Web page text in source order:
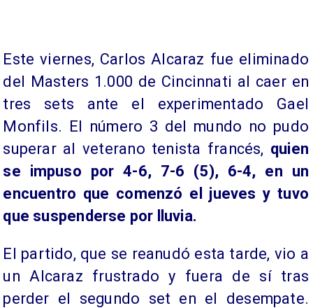
Este viernes, Carlos Alcaraz fue eliminado
del Masters 1.000 de Cincinnati al caer en
tres sets ante el experimentado Gael
Monfils. El número 3 del mundo no pudo
superar al veterano tenista francés, quien
se impuso por 4-6, 7-6 (5), 6-4, en un
encuentro que comenzó el jueves y tuvo
que suspenderse por lluvia.
El partido, que se reanudó esta tarde, vio a
un Alcaraz frustrado y fuera de sí tras
perder el segundo set en el desempate.